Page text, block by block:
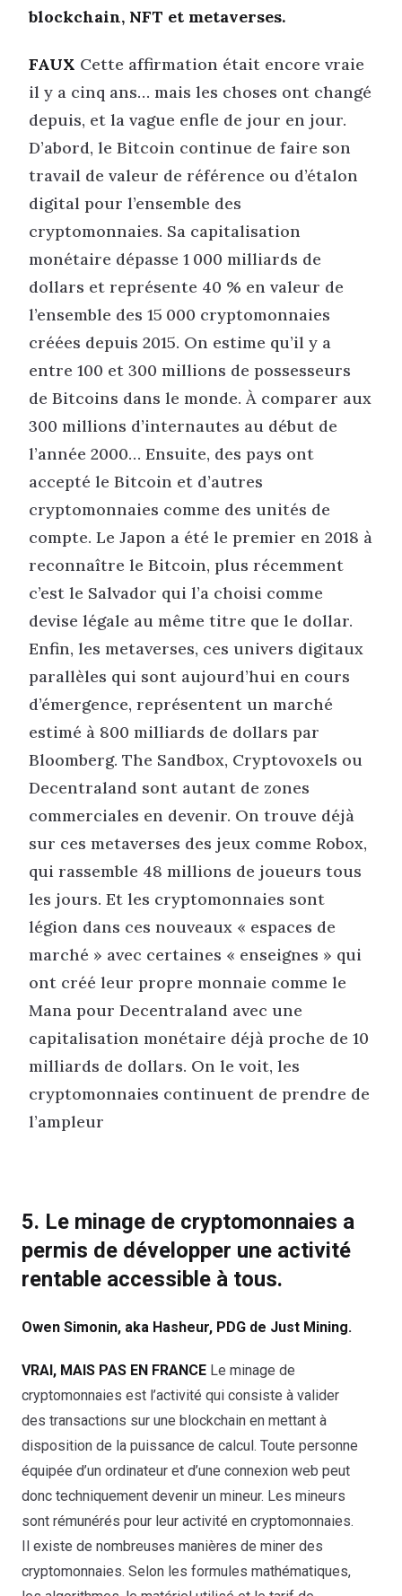
blockchain, NFT et metaverses.
FAUX Cette affirmation était encore vraie
il y a cinq ans… mais les choses ont changé
depuis, et la vague enfle de jour en jour.
D’abord, le Bitcoin continue de faire son
travail de valeur de référence ou d’étalon
digital pour l’ensemble des
cryptomonnaies. Sa capitalisation
monétaire dépasse 1 000 milliards de
dollars et représente 40 % en valeur de
l’ensemble des 15 000 cryptomonnaies
créées depuis 2015. On estime qu’il y a
entre 100 et 300 millions de possesseurs
de Bitcoins dans le monde. À comparer aux
300 millions d’internautes au début de
l’année 2000… Ensuite, des pays ont
accepté le Bitcoin et d’autres
cryptomonnaies comme des unités de
compte. Le Japon a été le premier en 2018 à
reconnaître le Bitcoin, plus récemment
c’est le Salvador qui l’a choisi comme
devise légale au même titre que le dollar.
Enfin, les metaverses, ces univers digitaux
parallèles qui sont aujourd’hui en cours
d’émergence, représentent un marché
estimé à 800 milliards de dollars par
Bloomberg. The Sandbox, Cryptovoxels ou
Decentraland sont autant de zones
commerciales en devenir. On trouve déjà
sur ces metaverses des jeux comme Robox,
qui rassemble 48 millions de joueurs tous
les jours. Et les cryptomonnaies sont
légion dans ces nouveaux « espaces de
marché » avec certaines « enseignes » qui
ont créé leur propre monnaie comme le
Mana pour Decentraland avec une
capitalisation monétaire déjà proche de 10
milliards de dollars. On le voit, les
cryptomonnaies continuent de prendre de
l’ampleur
5. Le minage de cryptomonnaies a
permis de développer une activité
rentable accessible à tous.
Owen Simonin, aka Hasheur, PDG de Just Mining.
VRAI, MAIS PAS EN FRANCE Le minage de
cryptomonnaies est l’activité qui consiste à valider
des transactions sur une blockchain en mettant à
disposition de la puissance de calcul. Toute personne
équipée d’un ordinateur et d’une connexion web peut
donc techniquement devenir un mineur. Les mineurs
sont rémunérés pour leur activité en cryptomonnaies.
Il existe de nombreuses manières de miner des
cryptomonnaies. Selon les formules mathématiques,